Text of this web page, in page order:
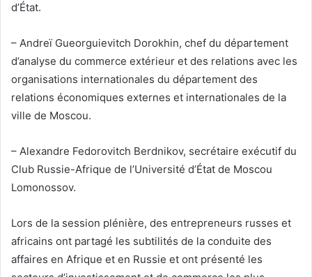
d’État.
– Andreï Gueorguievitch Dorokhin, chef du département
d’analyse du commerce extérieur et des relations avec les
organisations internationales du département des
relations économiques externes et internationales de la
ville de Moscou.
– Alexandre Fedorovitch Berdnikov, secrétaire exécutif du
Club Russie-Afrique de l’Université d’État de Moscou
Lomonossov.
Lors de la session plénière, des entrepreneurs russes et
africains ont partagé les subtilités de la conduite des
affaires en Afrique et en Russie et ont présenté les